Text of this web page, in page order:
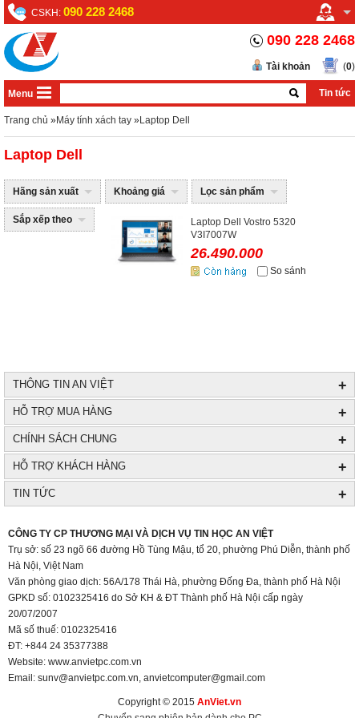
CSKH: 090 228 2468
090 228 2468
(0)
Tài khoản
Menu Tin tức
Trang chủ »Máy tính xách tay »Laptop Dell
Laptop Dell
Hãng sản xuất Khoảng giá Lọc sản phẩm
Sắp xếp theo
Laptop Dell Vostro 5320
V3I7007W
26.490.000
So sánh
THÔNG TIN AN VIỆT +
HỖ TRỢ MUA HÀNG +
CHÍNH SÁCH CHUNG +
HỖ TRỢ KHÁCH HÀNG +
TIN TỨC +
CÔNG TY CP THƯƠNG MẠI VÀ DỊCH VỤ TIN HỌC AN VIỆT
Trụ sở: số 23 ngõ 66 đường Hồ Tùng Mậu, tổ 20, phường Phú Diễn, thành phố
Hà Nội, Việt Nam
Văn phòng giao dịch: 56A/178 Thái Hà, phường Đống Đa, thành phố Hà Nội
GPKD số: 0102325416 do Sở KH & ĐT Thành phố Hà Nội cấp ngày
20/07/2007
Mã số thuế: 0102325416
ĐT: +844 24 35377388
Website: www.anvietpc.com.vn
Email: sunv@anvietpc.com.vn, anvietcomputer@gmail.com
Copyright © 2015 AnViet.vn